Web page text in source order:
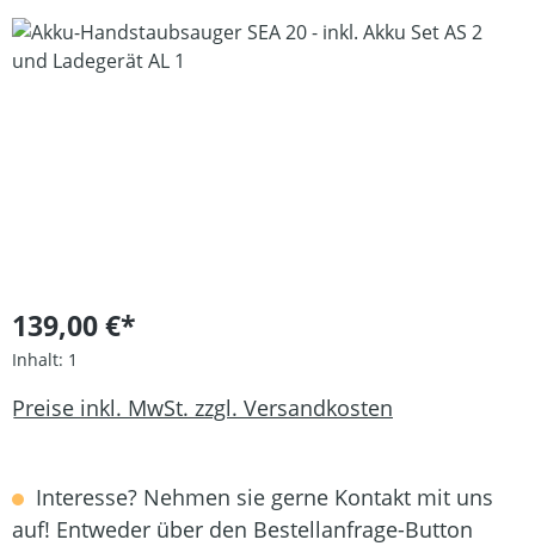
Bildergalerie überspringen
139,00 €*
Inhalt: 1
Preise inkl. MwSt. zzgl. Versandkosten
Interesse? Nehmen sie gerne Kontakt mit uns
auf! Entweder über den Bestellanfrage-Button